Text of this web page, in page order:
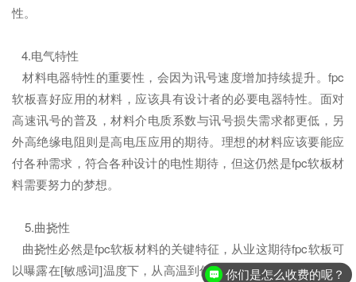
性。
4.电气特性
材料电器特性的重要性，会因为讯号速度增加持续提升。fpc
软板喜好应用的材料，应该具有设计者的必要电器特性。面对
高速讯号的普及，材料介电质系数与讯号损失需求都更低，另
外高绝缘电阻则是高电压应用的期待。理想的材料应该要能应
付各种需求，符合各种设计的电性期待，但这仍然是fpc软板材
料需要努力的梦想。
5.曲挠性
曲挠性必然是fpc软板材料的关键特征，从业这期待fpc软板可
以曝露在[敏感词]温度下，从高温到低温都能承受。因此在宽广
你们是怎么收费的呢？